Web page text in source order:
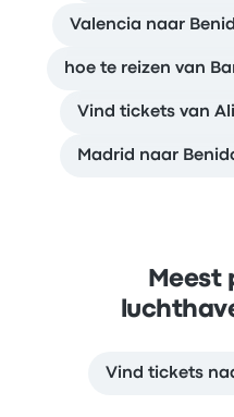
Valencia naar
hoe te reizen van
Vind tickets van
Madrid naar
Meest
Vind tickets